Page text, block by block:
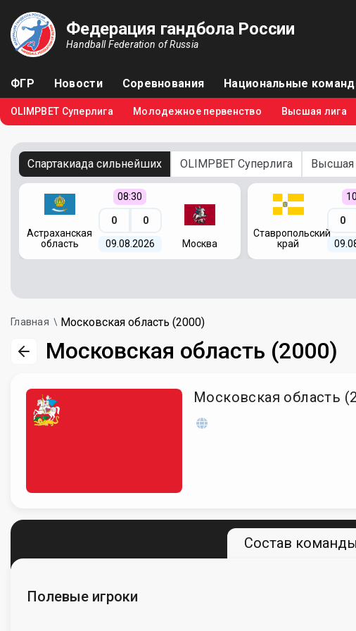
Федерация гандбола России
Handball Federation of Russia
ФГР Новости Соревнования Национальные
OLIMPBET Суперлига Молодежное первенство Высшая лига
Спартакиада сильнейших OLIMPBET Суперлига Высшая
Астраханская
область
08:30
0 0
09.08.2026 Москва
Ставропольский
край
0
Главная Московская область (2000)
Московская область (2000)
Московская область
Состав команды
Полевые игроки